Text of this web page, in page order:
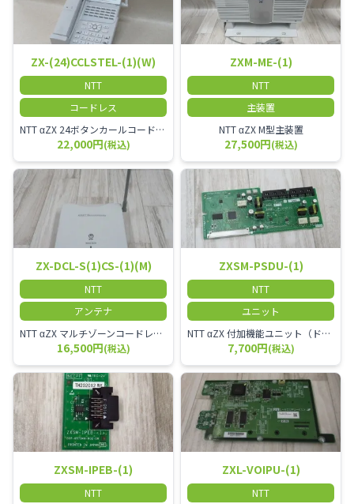
ZX-(24)CCLSTEL-(1)(W)
NTT
コードレス
NTT αZX 24ボタンカールコードレス電話機 無線タイプ、電話機と子機が離れるタイプのカールコードレス電話機です。 決裁者様等、オフィス内を頻繁に動かれる方のご使用が多いです。
22,000円(税込)
ZXM-ME-(1)
NTT
主装置
NTT αZX M型主装置
27,500円(税込)
ZX-DCL-S(1)CS-(1)(M)
NTT
アンテナ
NTT αZX マルチゾーンコードレススターアンテナ(マスター)
16,500円(税込)
ZXSM-PSDU-(1)
NTT
ユニット
NTT αZX 付加機能ユニット（ドアホンなど）
7,700円(税込)
ZXSM-IPEB-(1)
NTT
ZXL-VOIPU-(1)
NTT